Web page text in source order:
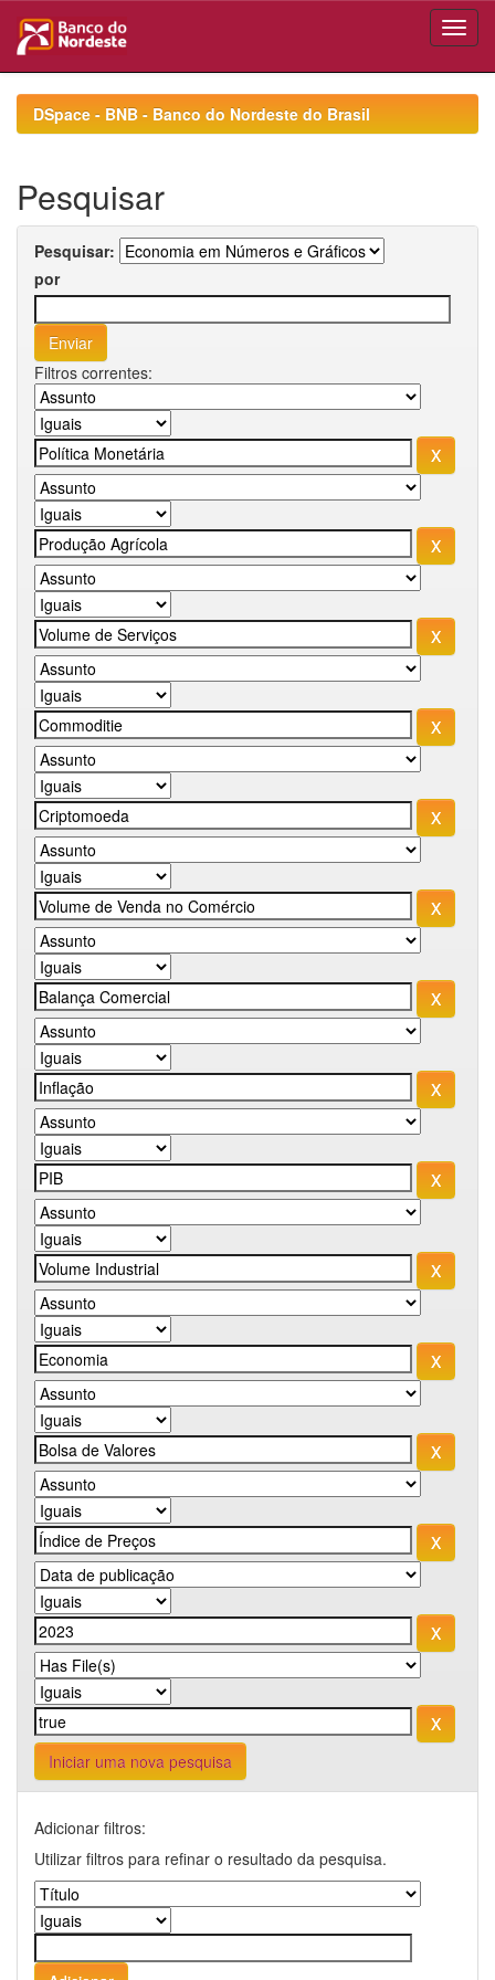
navigationDSpace - BNB - Banco do Nordeste do Brasil
Pesquisar
Pesquisar:
por
Filtros correntes:
Iniciar uma nova pesquisa
Adicionar filtros:
Utilizar filtros para refinar o resultado da pesquisa.